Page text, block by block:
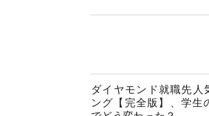
ダイヤモンド就職先人
ング【完全版】、学生